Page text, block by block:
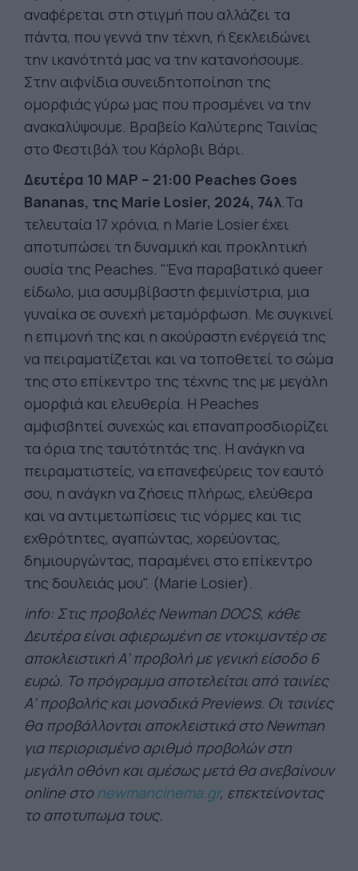
αναφέρεται στη στιγμή που αλλάζει τα
πάντα, που γεννά την τέχνη, ή ξεκλειδώνει
την ικανότητά μας να την κατανοήσουμε.
Στην αιφνίδια συνειδητοποίηση της
ομορφιάς γύρω μας που προσμένει να την
ανακαλύψουμε. Βραβείο Καλύτερης Ταινίας
στο Φεστιβάλ του Κάρλοβι Βάρι.
Δευτέρα 10 ΜΑΡ – 21:00 Peaches Goes
Bananas, της Marie Losier, 2024, 74λ.Τα
τελευταία 17 χρόνια, η Marie Losier έχει
αποτυπώσει τη δυναμική και προκλητική
ουσία της Peaches. "Ένα παραβατικό queer
είδωλο, μια ασυμβίβαστη φεμινίστρια, μια
γυναίκα σε συνεχή μεταμόρφωση. Με συγκινεί
η επιμονή της και η ακούραστη ενέργειά της
να πειραματίζεται και να τοποθετεί το σώμα
της στο επίκεντρο της τέχνης της με μεγάλη
ομορφιά και ελευθερία. Η Peaches
αμφισβητεί συνεχώς και επαναπροσδιορίζει
τα όρια της ταυτότητάς της. Η ανάγκη να
πειραματιστείς, να επανεφεύρεις τον εαυτό
σου, η ανάγκη να ζήσεις πλήρως, ελεύθερα
και να αντιμετωπίσεις τις νόρμες και τις
εχθρότητες, αγαπώντας, χορεύοντας,
δημιουργώντας, παραμένει στο επίκεντρο
της δουλειάς μου". (Marie Losier).
info: Στις προβολές Newman DOCS, κάθε
Δευτέρα είναι αφιερωμένη σε ντοκιμαντέρ σε
αποκλειστική Α’ προβολή με γενική είσοδο 6
ευρώ. Το πρόγραμμα αποτελείται από ταινίες
Α’ προβολής και μοναδικά Previews. Οι ταινίες
θα προβάλλονται αποκλειστικά στο Newman
για περιορισμένο αριθμό προβολών στη
μεγάλη οθόνη και αμέσως μετά θα ανεβαίνουν
online στο newmancinema.gr, επεκτείνοντας
το αποτυπωμα τους.